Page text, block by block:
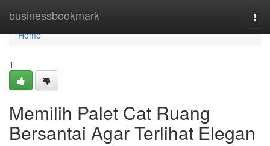
businessbookmark
Home
Home
1
Memilih Palet Cat Ruang
Bersantai Agar Terlihat Elegan